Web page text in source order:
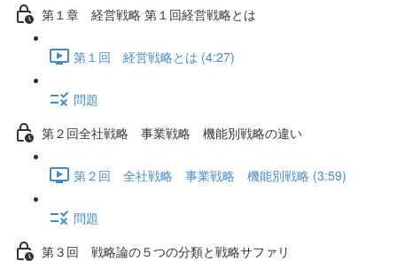
第１章 経営戦略 第１回経営戦略とは
第１回 経営戦略とは (4:27)
問題
第２回全社戦略 事業戦略 機能別戦略の違い
第２回 全社戦略 事業戦略 機能別戦略 (3:59)
問題
第３回 戦略論の５つの分類と戦略サファリ